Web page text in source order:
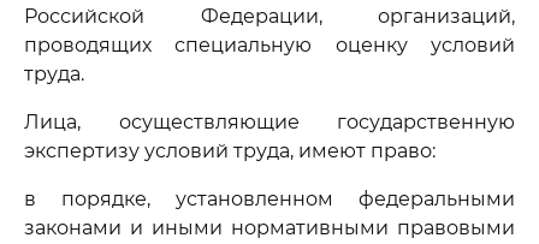
Российской Федерации, организаций,
проводящих специальную оценку условий
труда.
Лица, осуществляющие государственную
экспертизу условий труда, имеют право:
в порядке, установленном федеральными
законами и иными нормативными правовыми